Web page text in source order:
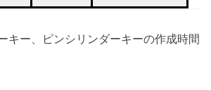
キー、ピンシリンダーキーの作成時間